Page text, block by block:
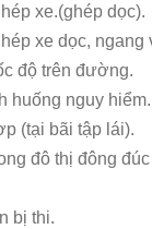
xe.(ghép dọc).
xe dọc, ngang
độ trên đường.
huống nguy hiểm.
(tại bãi tập lái).
đô thị đông
bị thi.